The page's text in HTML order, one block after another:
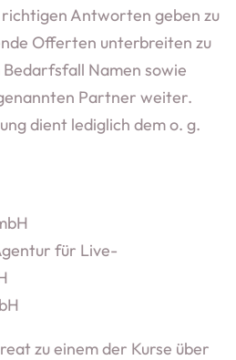
Antworten geben zu
Offerten unterbreiten zu
Namen sowie
Partner weiter.
dient lediglich dem o. g.
für Live-
zu einem der Kurse über